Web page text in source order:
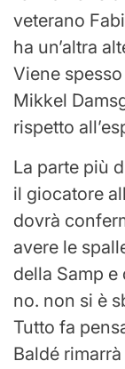
veterano
ha un’altra
Viene
Mikkel
rispetto
La parte più
il giocatore
dovrà
avere le
della Samp
no. non si è
Tutto fa
Baldé